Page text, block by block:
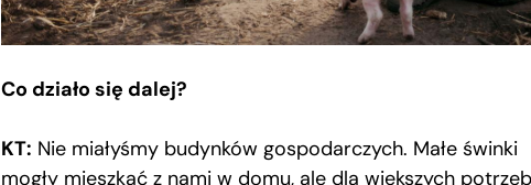
Co działo się dalej?
KT: Nie miałyśmy budynków gospodarczych. Małe świnki
mogły mieszkać z nami w domu, ale dla większych